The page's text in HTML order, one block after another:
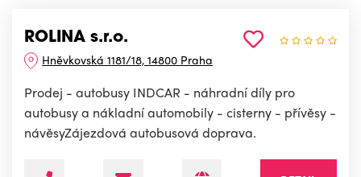
ROLINA s.r.o.
Hněvkovská 1181/18, 14800 Praha
Prodej - autobusy INDCAR - náhradní díly pro
autobusy a nákladní automobily - cisterny - přívěsy -
návěsyZájezdová autobusová doprava.